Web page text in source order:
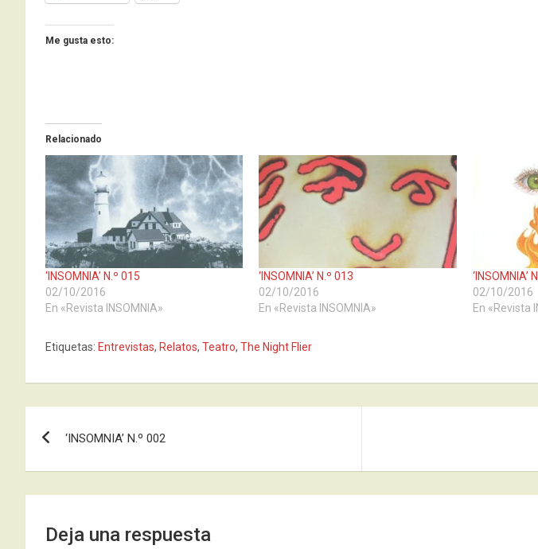
Me gusta esto:
Relacionado
‘INSOMNIA’ N.º 015
02/10/2016
En «Revista INSOMNIA»
‘INSOMNIA’ N.º 013
02/10/2016
En «Revista INSOMNIA»
‘INSOMNIA’
02/10/2016
En «Revista
Etiquetas: Entrevistas, Relatos, Teatro, The Night Flier
entradas
‘INSOMNIA’ N.º 002
Deja una respuesta